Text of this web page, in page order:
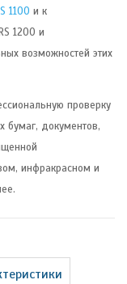
1100 и к
1200 и
возможностей этих
проверку
бумаг, документов,
инфракрасном и